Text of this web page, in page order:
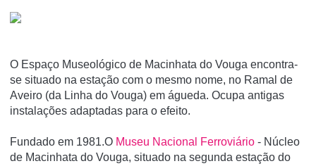
O Espaço Museológico de Macinhata do Vouga encontra-
se situado na estação com o mesmo nome, no Ramal de
Aveiro (da Linha do Vouga) em águeda. Ocupa antigas
instalações adaptadas para o efeito.
Fundado em 1981.O Museu Nacional Ferroviário - Núcleo
de Macinhata do Vouga, situado na segunda estação do